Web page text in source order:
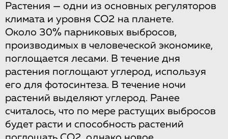
Растения — одни из основных регуляторов
климата и уровня CO2 на планете.
Около 30% парниковых выбросов,
производимых в человеческой экономике,
поглощается лесами. В течение дня
растения поглощают углерод, используя
его для фотосинтеза. В течение ночи
растений выделяют углерод. Ранее
считалось, что по мере растущих выбросов
будет расти и способность растений